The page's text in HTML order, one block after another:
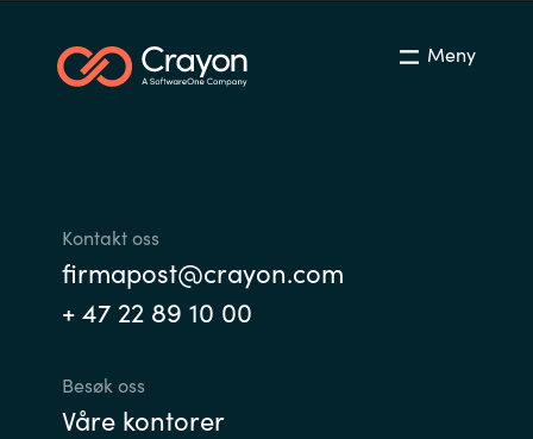
Meny
Kontakt oss
firmapost@crayon.com
+ 47 22 89 10 00
Besøk oss
Våre kontorer